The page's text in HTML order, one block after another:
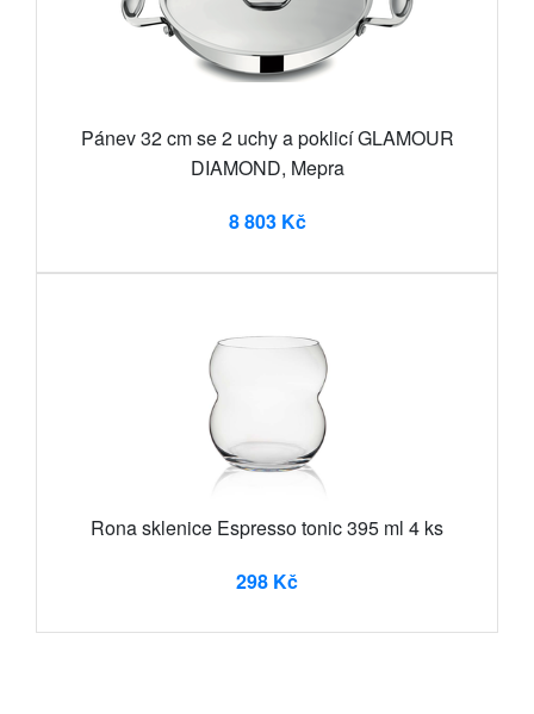
Pánev 32 cm se 2 uchy a poklicí GLAMOUR
DIAMOND, Mepra
8 803 Kč
Rona sklenice Espresso tonic 395 ml 4 ks
298 Kč